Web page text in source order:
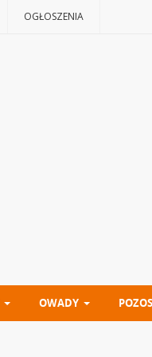
OGŁOSZENIA
OWADY